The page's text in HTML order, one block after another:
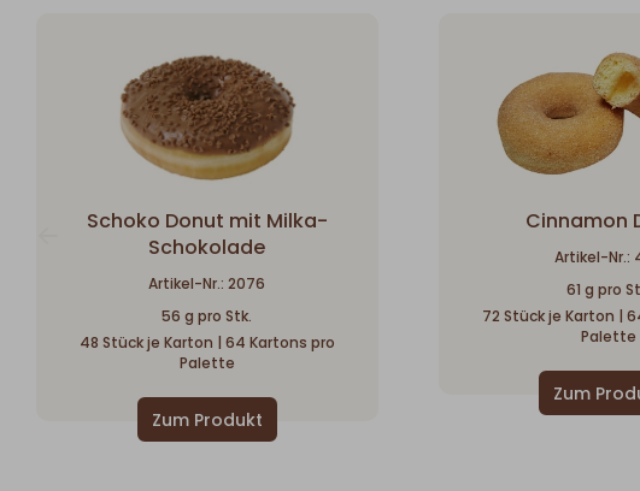
Schoko Donut mit Milka-
Schokolade
Artikel-Nr.: 2076
56 g pro Stk.
48 Stück je Karton | 64 Kartons pro
Palette
Cinnamon
Artikel-Nr.:
61 g pro
72 Stück je Karton |
Palette